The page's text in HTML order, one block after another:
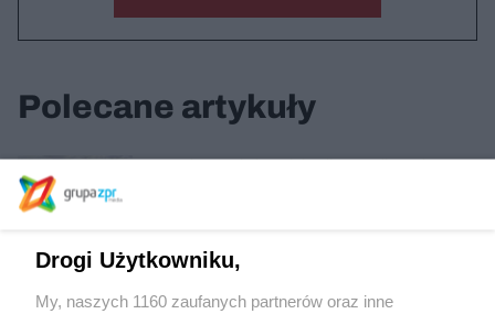
Polecane artykuły
Rewaloryzacja kopalni Julia w Wałbrzychu
Innowacyjne dworce kolejowe
Drogi Użytkowniku,
My, naszych 1160 zaufanych partnerów oraz inne